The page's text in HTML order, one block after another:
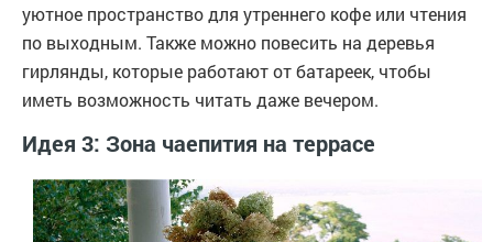
уютное пространство для утреннего кофе или чтения
по выходным. Также можно повесить на деревья
гирлянды, которые работают от батареек, чтобы
иметь возможность читать даже вечером.
Идея 3: Зона чаепития на террасе